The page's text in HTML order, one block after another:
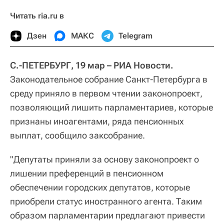
Читать ria.ru в
Дзен МАКС Telegram
С.-ПЕТЕРБУРГ, 19 мар – РИА Новости.
Законодательное собрание Санкт-Петербурга в
среду приняло в первом чтении законопроект,
позволяющий лишить парламентариев, которые
признаны иноагентами, ряда пенсионных
выплат, сообщило заксобрание.
"Депутаты приняли за основу законопроект о
лишении преференций в пенсионном
обеспечении городских депутатов, которые
приобрели статус иностранного агента. Таким
образом парламентарии предлагают привести